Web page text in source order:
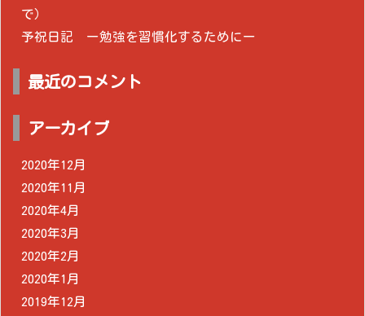
で）
予祝日記 ー勉強を習慣化するためにー
最近のコメント
アーカイブ
2020年12月
2020年11月
2020年4月
2020年3月
2020年2月
2020年1月
2019年12月